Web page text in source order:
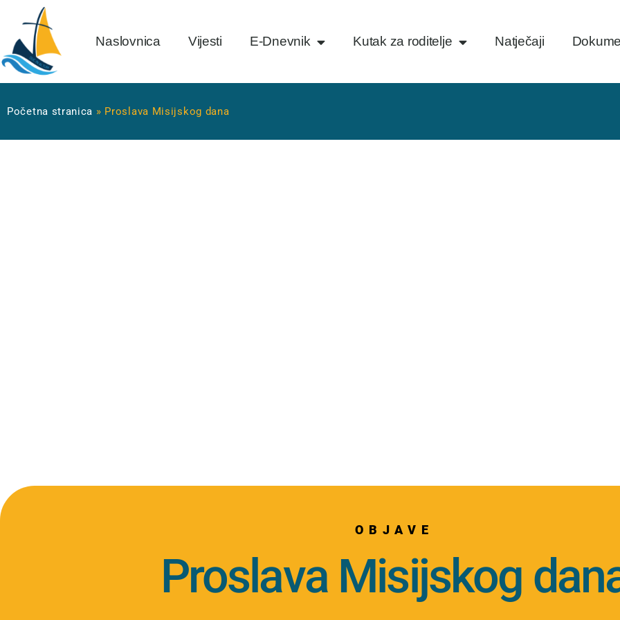
Naslovnica Vijesti E-Dnevnik Kutak za roditelje Natječaji
Početna stranica » Proslava Misijskog dana
OBJAVE
Proslava Misijskog